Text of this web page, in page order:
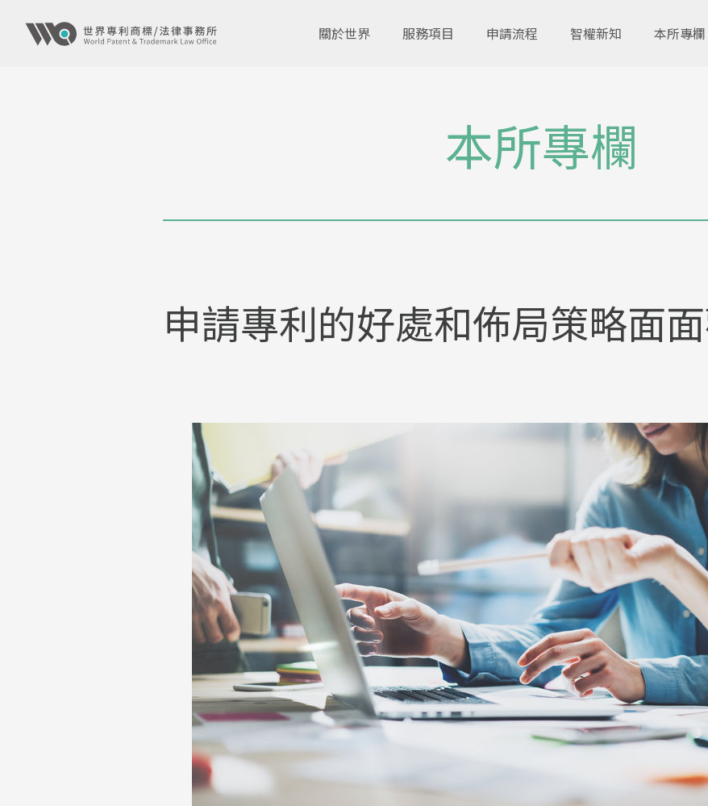
關於世界 服務項目 申請流程 智權新知 本所專欄
本所專欄
申請專利的好處和佈局策略面